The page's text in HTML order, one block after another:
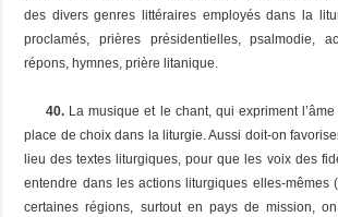
des divers genres littéraires employés dans la
proclamés, prières présidentielles, psalmodie,
répons, hymnes, prière litanique.
40. La musique et le chant, qui expriment
place de choix dans la liturgie. Aussi doit-on
lieu des textes liturgiques, pour que les voix des
entendre dans les actions liturgiques elles-mêmes
certaines régions, surtout en pays de mission,